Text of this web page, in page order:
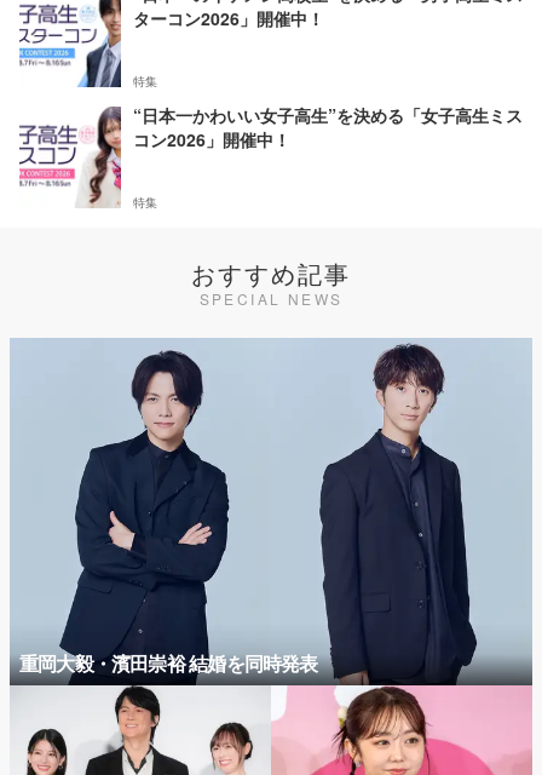
ターコン2026」開催中！
特集
“日本一かわいい女子高生”を決める「女子高生ミス
コン2026」開催中！
特集
おすすめ記事
SPECIAL NEWS
重岡大毅・濱田崇裕 結婚を同時発表